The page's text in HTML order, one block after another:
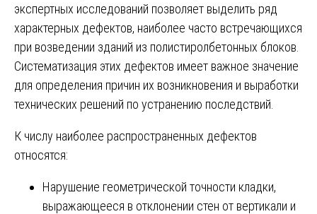
экспертных исследований позволяет выделить ряд
характерных дефектов, наиболее часто встречающихся
при возведении зданий из полистиролбетонных блоков.
Систематизация этих дефектов имеет важное значение
для определения причин их возникновения и выработки
технических решений по устранению последствий.
К числу наиболее распространенных дефектов
относятся:
Нарушение геометрической точности кладки,
выражающееся в отклонении стен от вертикали и